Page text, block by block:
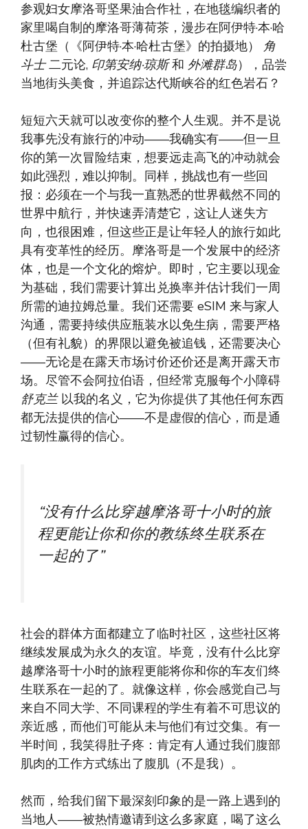
参观妇女摩洛哥坚果油合作社，在地毯编织者的
家里喝自制的摩洛哥薄荷茶，漫步在阿伊特·本·哈
杜古堡（《阿伊特·本·哈杜古堡》的拍摄地） 角
斗士二元论, 印第安纳·琼斯和 外滩群岛），品尝
当地街头美食，并追踪达代斯峡谷的红色岩石？
短短六天就可以改变你的整个人生观。并不是说
我事先没有旅行的冲动——我确实有——但一旦
你的第一次冒险结束，想要远走高飞的冲动就会
如此强烈，难以抑制。同样，挑战也有一些回
报：必须在一个与我一直熟悉的世界截然不同的
世界中航行，并快速弄清楚它，这让人迷失方
向，也很困难，但这些正是让年轻人的旅行如此
具有变革性的经历。摩洛哥是一个发展中的经济
体，也是一个文化的熔炉。即时，它主要以现金
为基础，我们需要计算出兑换率并估计我们一周
所需的迪拉姆总量。我们还需要 eSIM 来与家人
沟通，需要持续供应瓶装水以免生病，需要严格
（但有礼貌）的界限以避免被追钱，还需要决心
——无论是在露天市场讨价还价还是离开露天市
场。尽管不会阿拉伯语，但经常克服每个小障碍
舒克兰以我的名义，它为你提供了其他任何东西
都无法提供的信心——不是虚假的信心，而是通
过韧性赢得的信心。
“没有什么比穿越摩洛哥十小时的旅
程更能让你和你的教练终生联系在
一起的了”
社会的群体方面都建立了临时社区，这些社区将
继续发展成为永久的友谊。毕竟，没有什么比穿
越摩洛哥十小时的旅程更能将你和你的车友们终
生联系在一起的了。就像这样，你会感觉自己与
来自不同大学、不同课程的学生有着不可思议的
亲近感，而他们可能从未与他们有过交集。有一
半时间，我笑得肚子疼：肯定有人通过我们腹部
肌肉的工作方式练出了腹肌（不是我）。
然而，给我们留下最深刻印象的是一路上遇到的
当地人——被热情邀请到这么多家庭，喝了这么